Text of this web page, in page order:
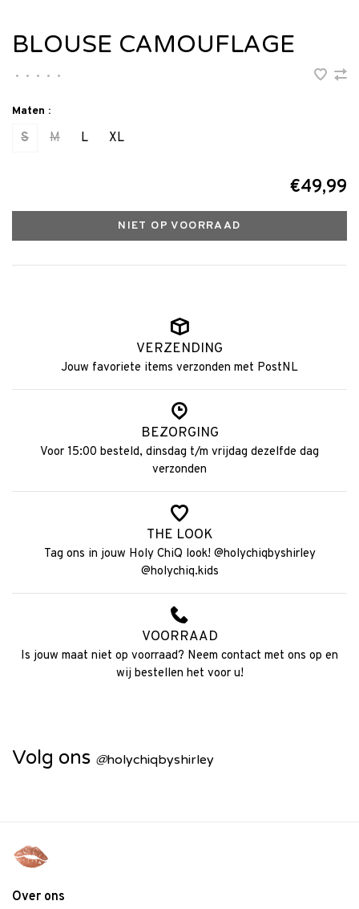
BLOUSE CAMOUFLAGE
• • • • •
Maten :
S M L XL
€49,99
NIET OP VOORRAAD
VERZENDING
Jouw favoriete items verzonden met PostNL
BEZORGING
Voor 15:00 besteld, dinsdag t/m vrijdag dezelfde dag
verzonden
THE LOOK
Tag ons in jouw Holy ChiQ look! @holychiqbyshirley
@holychiq.kids
VOORRAAD
Is jouw maat niet op voorraad? Neem contact met ons op en
wij bestellen het voor u!
Volg ons @holychiqbyshirley
Over ons